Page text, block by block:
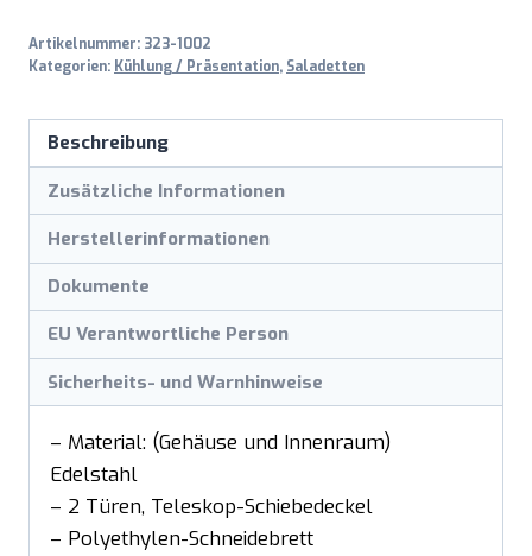
Menge
Artikelnummer: 323-1002
Kategorien: Kühlung / Präsentation, Saladetten
Beschreibung
Zusätzliche Informationen
Herstellerinformationen
Dokumente
EU Verantwortliche Person
Sicherheits- und Warnhinweise
– Material: (Gehäuse und Innenraum)
Edelstahl
– 2 Türen, Teleskop-Schiebedeckel
– Polyethylen-Schneidebrett